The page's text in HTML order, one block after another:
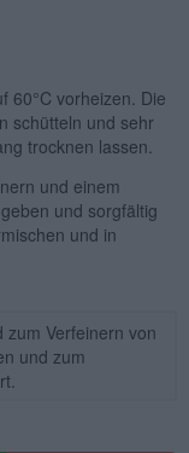
60°C vorheizen. Die
schütteln und sehr
trocknen lassen.
und einem
und sorgfältig
und in
zum Verfeinern von
und zum